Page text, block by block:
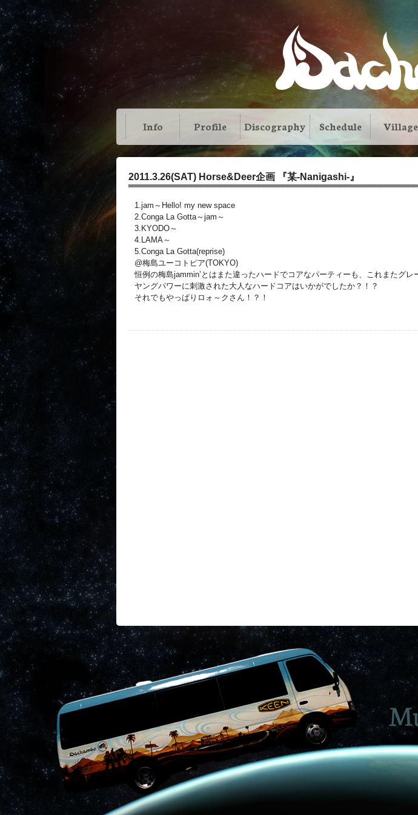
Info Profile Discography Schedule Village
2011.3.26(SAT) Horse&Deer企画 『某-Nanigashi-』
1.jam～Hello! my new space
2.Conga La Gotta～jam～
3.KYODO～
4.LAMA～
5.Conga La Gotta(reprise)
@梅島ユーコトピア(TOKYO)
恒例の梅島jammin’とはまた違ったハードでコアなパーティーも、これまたグレ
ヤングパワーに刺激された大人なハードコアはいかがでしたか？！？
それでもやっぱりロォ～クさん！？！